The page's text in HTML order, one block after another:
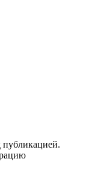
публикацией.